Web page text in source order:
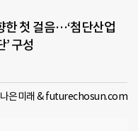
한 첫 걸음…‘첨단산업
구성
은미래 & futurechosun.com